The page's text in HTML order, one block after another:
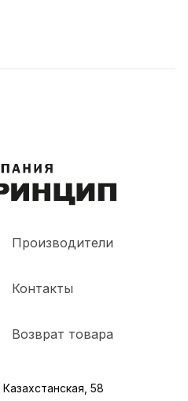
Производители
Контакты
Возврат товара
58